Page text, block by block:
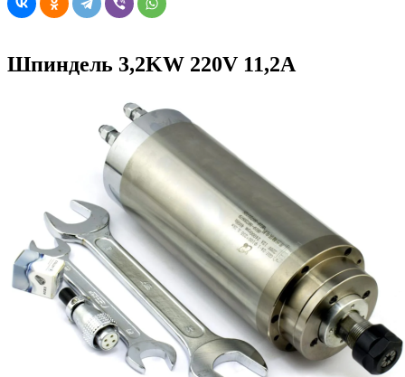
Шпиндель 3,2KW 220V 11,2A